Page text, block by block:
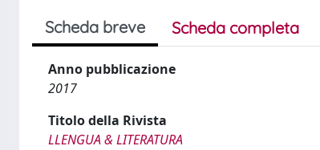
Scheda breve Scheda completa
Anno pubblicazione
2017
Titolo della Rivista
LLENGUA & LITERATURA